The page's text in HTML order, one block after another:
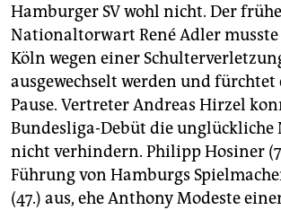
Hamburger SV wohl nicht. Der
Nationaltorwart René Adler
Köln wegen einer
ausgewechselt werden und fürchtet
Pause. Vertreter Andreas Hirzel
Bundesliga-Debüt die unglückliche
nicht verhindern. Philipp Hosiner
Führung von Hamburgs
(47.) aus, ehe Anthony Modeste